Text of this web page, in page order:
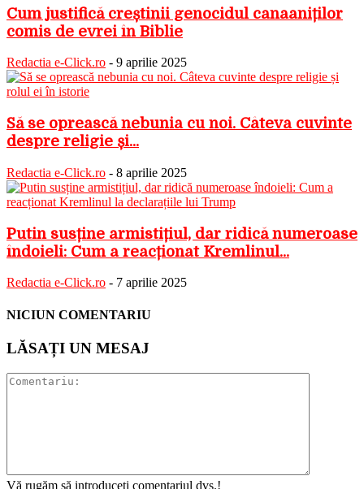
Cum justifică creștinii genocidul canaaniților
comis de evrei în Biblie
Redactia e-Click.ro - 9 aprilie 2025
Să se oprească nebunia cu noi. Câteva cuvinte
despre religie și...
Redactia e-Click.ro - 8 aprilie 2025
Putin susține armistițiul, dar ridică numeroase
îndoieli: Cum a reacționat Kremlinul...
Redactia e-Click.ro - 7 aprilie 2025
NICIUN COMENTARIU
LĂSAȚI UN MESAJ
Vă rugăm să introduceți comentariul dvs.!